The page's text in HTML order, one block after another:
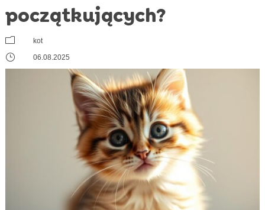
początkujących?
m kot
} 06.08.2025